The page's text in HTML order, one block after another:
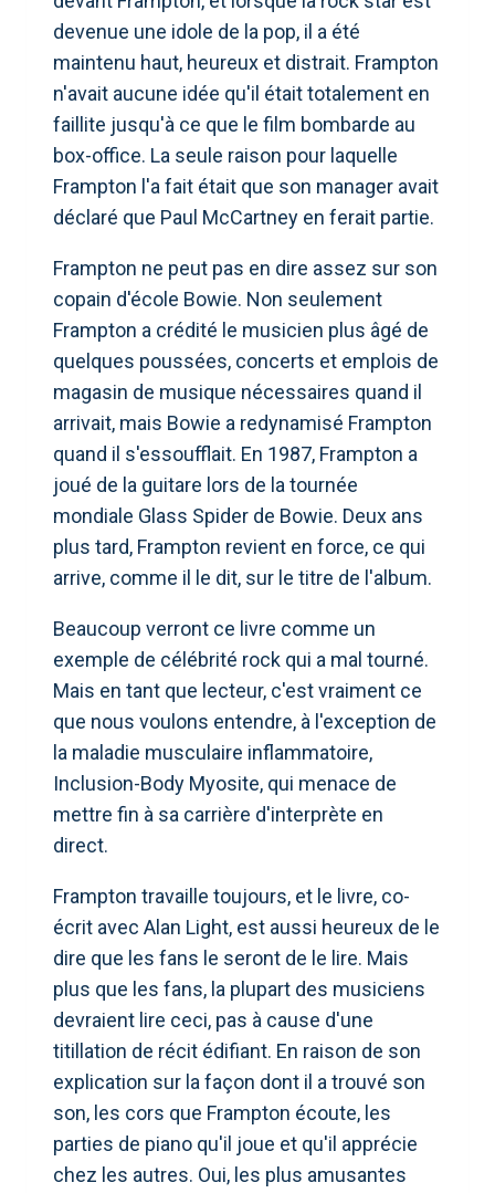
devenue une idole de la pop, il a été
maintenu haut, heureux et distrait. Frampton
n'avait aucune idée qu'il était totalement en
faillite jusqu'à ce que le film bombarde au
box-office. La seule raison pour laquelle
Frampton l'a fait était que son manager avait
déclaré que Paul McCartney en ferait partie.
Frampton ne peut pas en dire assez sur son
copain d'école Bowie. Non seulement
Frampton a crédité le musicien plus âgé de
quelques poussées, concerts et emplois de
magasin de musique nécessaires quand il
arrivait, mais Bowie a redynamisé Frampton
quand il s'essoufflait. En 1987, Frampton a
joué de la guitare lors de la tournée
mondiale Glass Spider de Bowie. Deux ans
plus tard, Frampton revient en force, ce qui
arrive, comme il le dit, sur le titre de l'album.
Beaucoup verront ce livre comme un
exemple de célébrité rock qui a mal tourné.
Mais en tant que lecteur, c'est vraiment ce
que nous voulons entendre, à l'exception de
la maladie musculaire inflammatoire,
Inclusion-Body Myosite, qui menace de
mettre fin à sa carrière d'interprète en
direct.
Frampton travaille toujours, et le livre, co-
écrit avec Alan Light, est aussi heureux de le
dire que les fans le seront de le lire. Mais
plus que les fans, la plupart des musiciens
devraient lire ceci, pas à cause d'une
titillation de récit édifiant. En raison de son
explication sur la façon dont il a trouvé son
son, les cors que Frampton écoute, les
parties de piano qu'il joue et qu'il apprécie
chez les autres. Oui, les plus amusantes